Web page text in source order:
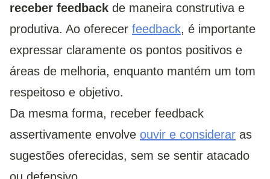
receber feedback de maneira construtiva e
produtiva. Ao oferecer feedback, é importante
expressar claramente os pontos positivos e
áreas de melhoria, enquanto mantém um tom
respeitoso e objetivo.
Da mesma forma, receber feedback
assertivamente envolve ouvir e considerar as
sugestões oferecidas, sem se sentir atacado